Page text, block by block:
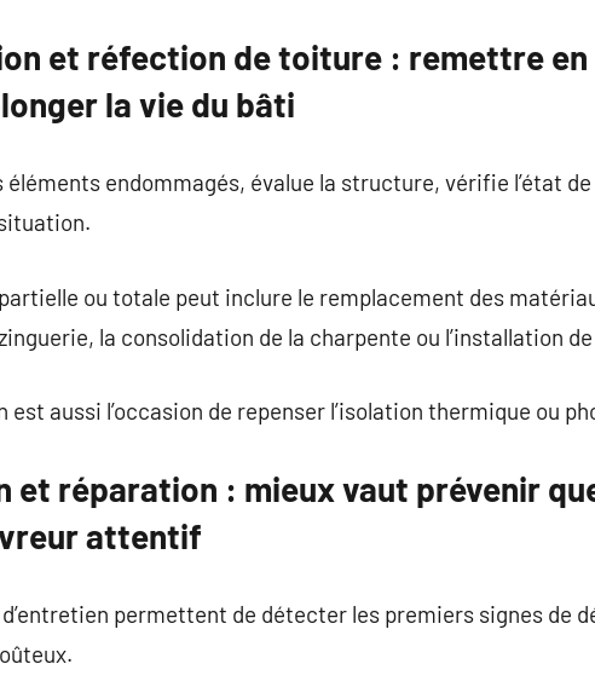
et réfection de toiture : remettre
la vie du bâti
endommagés, évalue la structure, vérifie l’état
ou totale peut inclure le remplacement des
la consolidation de la charpente ou l’installation
est aussi l’occasion de repenser l’isolation thermique ou
et réparation : mieux vaut prévenir
attentif
permettent de détecter les premiers signes de